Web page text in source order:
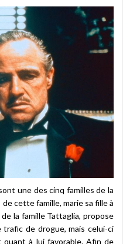
une des cinq familles de la
cette famille, marie sa fille à
la famille Tattaglia, propose
de drogue, mais celui-ci
à lui favorable. Afin de